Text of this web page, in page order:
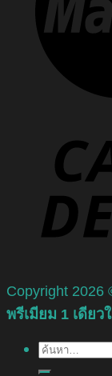
Copyright 2026
พรีเมียม 1 เดีย
ค้นหา: